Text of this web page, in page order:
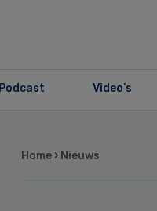
Podcast Video’s
Home › Nieuws